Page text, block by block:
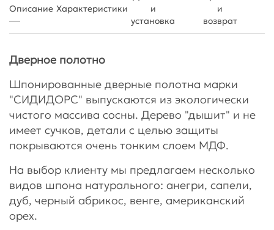
Описание Характеристики
и
установка
и
возврат
Дверное полотно
Шпонированные дверные полотна марки
"СИДИДОРС" выпускаются из экологически
чистого массива сосны. Дерево "дышит" и не
имеет сучков, детали с целью защиты
покрываются очень тонким слоем МДФ.
На выбор клиенту мы предлагаем несколько
видов шпона натурального: анегри, сапели,
дуб, черный абрикос, венге, американский
орех.